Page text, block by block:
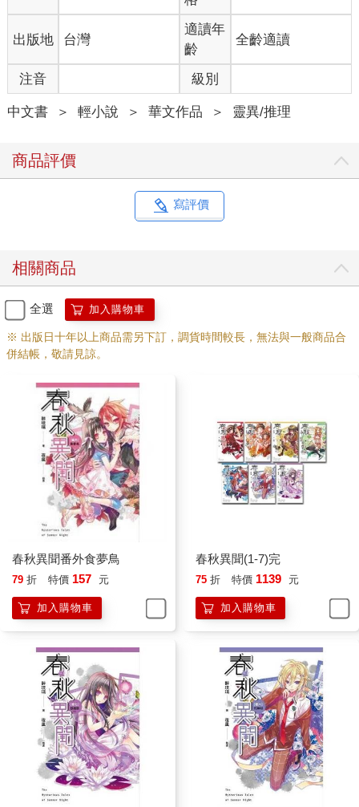
出版地 台灣
適讀年
齡
全齡適讀
注音 級別
中文書 ＞ 輕小說 ＞ 華文作品 ＞ 靈異/推理
商品評價
寫評價
相關商品
全選 加入購物車
※ 出版日十年以上商品需另下訂，調貨時間較長，無法與一般商品合
併結帳，敬請見諒。
春秋異聞番外食夢鳥
79 折 特價 157 元
加入購物車
春秋異聞(1-7)完
75 折 特價 1139 元
加入購物車